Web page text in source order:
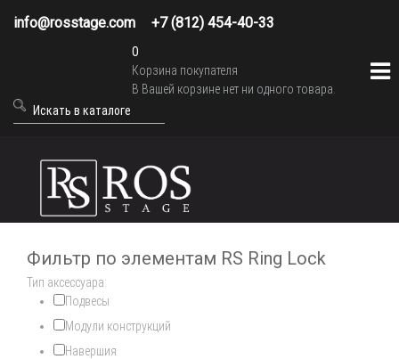
info@rosstage.com +7 (812) 454-40-33
0
Корзина покупателя
В Вашей корзине нет ни одного товара.
Фильтр по элементам RS Ring Lock
Тип аксессуара:
Подвесы
Модули конструкций
Навершия